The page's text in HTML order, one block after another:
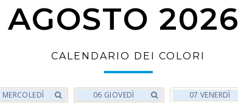
AGOSTO 2026
CALENDARIO DEI COLORI
MERCOLEDÌ 06 GIOVEDÌ 07 VENERDÌ